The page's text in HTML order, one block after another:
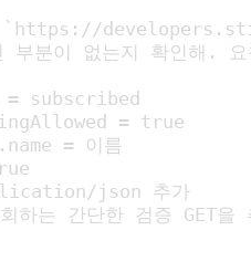
부분이 없는지 확인해.
subscribed
= true
= 이름
json 추가
하는 간단한 검증 GET